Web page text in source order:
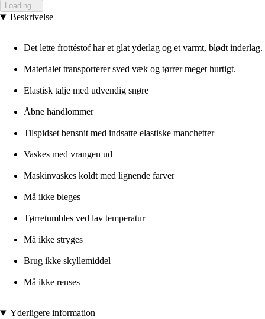
Loading...
Beskrivelse
Det lette frottéstof har et glat yderlag og et varmt, blødt inderlag.
Materialet transporterer sved væk og tørrer meget hurtigt.
Elastisk talje med udvendig snøre
Åbne håndlommer
Tilspidset bensnit med indsatte elastiske manchetter
Vaskes med vrangen ud
Maskinvaskes koldt med lignende farver
Må ikke bleges
Tørretumbles ved lav temperatur
Må ikke stryges
Brug ikke skyllemiddel
Må ikke renses
Yderligere information